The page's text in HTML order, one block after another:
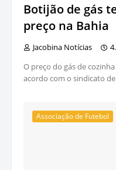
Botijão de gás
preço na Bahia
Jacobina Notícias
O preço do gás de
acordo com o sindicato
Associação de Futebol